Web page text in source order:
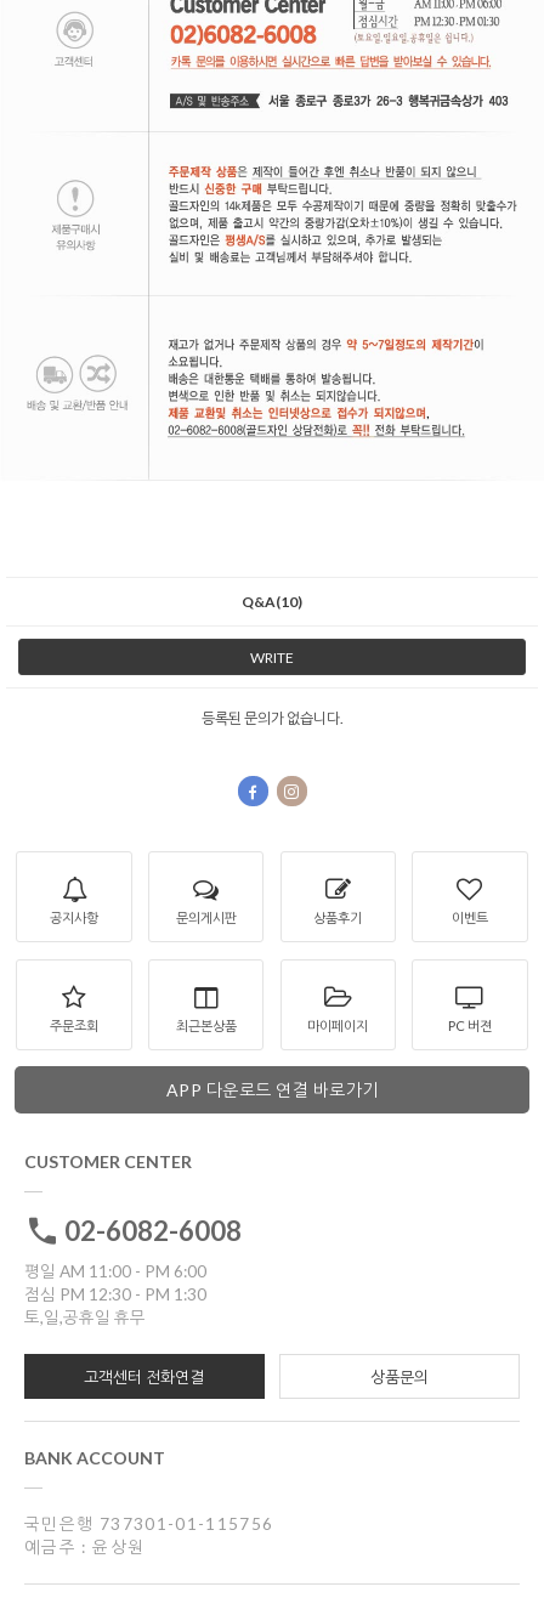
Q&A(10)
WRITE
등록된 문의가 없습니다.
공지사항 문의게시판 상품후기 이벤트
주문조회 최근본상품 마이페이지 PC 버젼
APP 다운로드 연결 바로가기
CUSTOMER CENTER
02-6082-6008
평일 AM 11:00 - PM 6:00
점심 PM 12:30 - PM 1:30
토,일,공휴일 휴무
고객센터 전화연결 상품문의
BANK ACCOUNT
국민은행 737301-01-115756
예금주 : 윤상원